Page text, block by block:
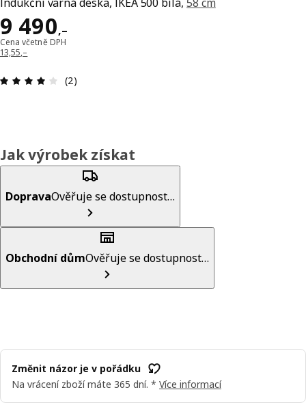
9 490,–
Cena 9490,–
Cena včetně DPH
13,55,–
(2)
Jak výrobek získat
DopravaOvěřuje se dostupnost…
Obchodní důmOvěřuje se dostupnost…
Změnit názor je v pořádku
Na vrácení zboží máte 365 dní. * Více informací